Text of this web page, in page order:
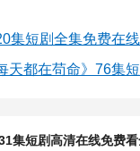
集短剧全集免费在
天都在苟命》76集
集短剧高清在线免费